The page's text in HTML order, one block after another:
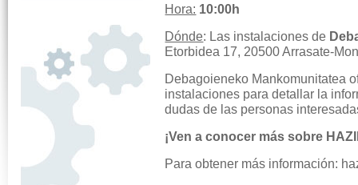
Hora: 10:00h
Dónde: Las instalaciones de
Etorbidea 17, 20500 Arrasate-
Debagoieneko Mankomunitatea
instalaciones para detallar la
dudas de las personas
¡Ven a conocer más sobre
Para obtener más información: